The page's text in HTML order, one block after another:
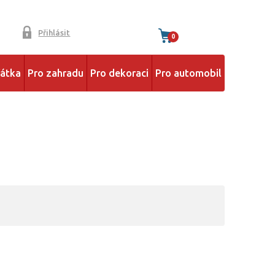
Přihlásit 0
Pro zahradu Pro dekoraci Pro automobil